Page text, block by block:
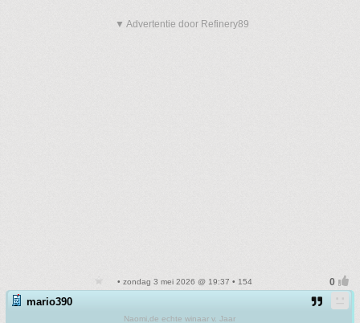
▼ Advertentie door Refinery89
• zondag 3 mei 2026 @ 19:37 • 154
mario390
Naomi,de echte winaar v. Jaar